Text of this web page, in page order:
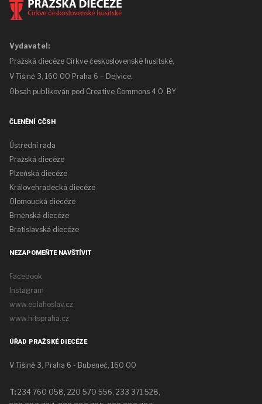
Vydavatel:
Pražská diecéze Církve československé husitské,
V Tišině 3, 160 00 Praha 6 – Dejvice.
Obsah publikován pod Creative Commons 4.0, BY
ČLENĚNÍ CČSH
Ústřední rada
Pražská diecéze
Plzeňská diecéze
Královehradecká diecéze
Olomoucká diecéze
Brněnská diecéze
Bratislavská diecéze
NEZAPOMEŇTE NAVŠTÍVIT
Facebook
Instagram
www.eblahoslav.cz
www.hitspraha.cz
ÚŘAD PRAŽSKÉ DIECÉZE
V Tišině 3, Praha 6 - Bubeneč, 160 00
T: 234 760 058, 220 570 556, 233 371 528,